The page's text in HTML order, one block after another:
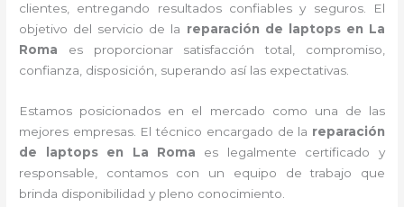
clientes, entregando resultados confiables y seguros. El
objetivo del servicio de la reparación de laptops en La
Roma es proporcionar satisfacción total, compromiso,
confianza, disposición, superando así las expectativas.
Estamos posicionados en el mercado como una de las
mejores empresas. El técnico encargado de la reparación
de laptops en La Roma es legalmente certificado y
responsable, contamos con un equipo de trabajo que
brinda disponibilidad y pleno conocimiento.